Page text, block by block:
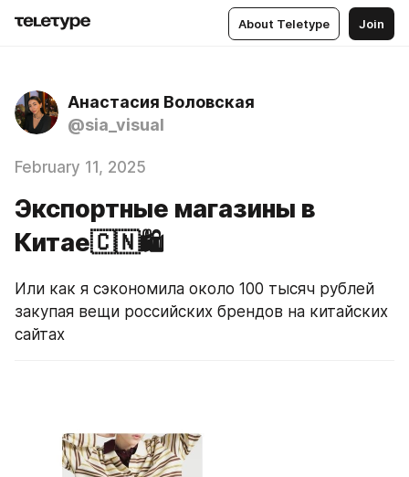
About Teletype Join
Анастасия Воловская
@sia_visual
February 11, 2025
Экспортные магазины в
Китае🇨🇳🛍
Или как я сэкономила около 100 тысяч рублей
закупая вещи российских брендов на китайских
сайтах